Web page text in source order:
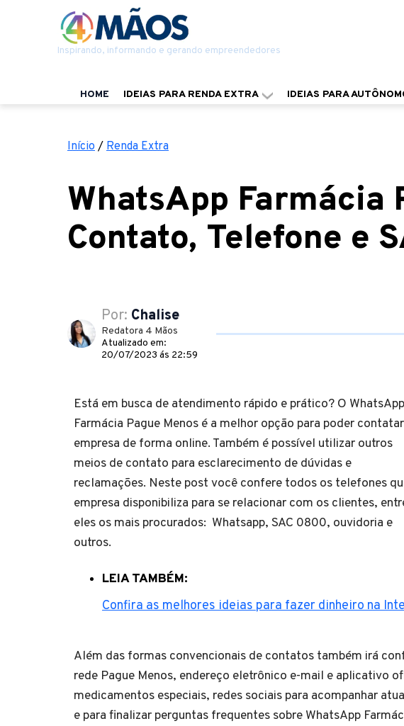
Inspirando, informando e gerando empreendedores
HOME IDEIAS PARA RENDA EXTRA IDEIAS PARA
Início / Renda Extra
WhatsApp Farmácia
Contato, Telefone e
Por: Chalise
Redatora 4 Mãos
Atualizado em:
20/07/2023 ás 22:59
Está em busca de atendimento rápido e prático? O WhatsApp
Farmácia Pague Menos é a melhor opção para poder
empresa de forma online. Também é possível utilizar outros
meios de contato para esclarecimento de dúvidas e
reclamações. Neste post você confere todos os telefones
empresa disponibiliza para se relacionar com os clientes,
eles os mais procurados: Whatsapp, SAC 0800, ouvidoria e
outros.
LEIA TAMBÉM:
Confira as melhores ideias para fazer dinheiro na
Além das formas convencionais de contatos também irá
rede Pague Menos, endereço eletrônico e-mail e aplicativo
medicamentos especiais, redes sociais para acompanhar
e para finalizar perguntas frequentes sobre WhatsApp